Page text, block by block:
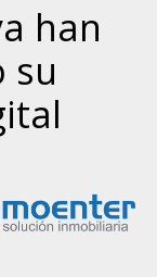
han
su